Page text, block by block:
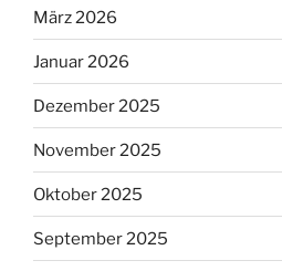
März 2026
Januar 2026
Dezember 2025
November 2025
Oktober 2025
September 2025